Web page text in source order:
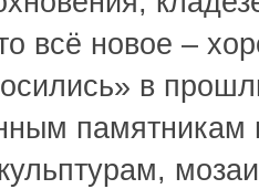
всё новое –
в